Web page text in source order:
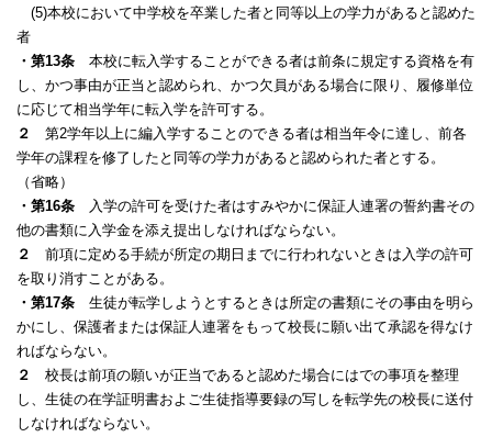
(5)本校において中学校を卒業した者と同等以上の学力があると認めた
者
・第13条 本校に転入学することができる者は前条に規定する資格を有
し、かつ事由が正当と認められ、かつ欠員がある場合に限り、履修単位
に応じて相当学年に転入学を許可する。
２
第2学年以上に編入学することのできる者は相当年令に達し、前各
学年の課程を修了したと同等の学力があると認められた者とする。
（省略）
・第16条 入学の許可を受けた者はすみやかに保証人連署の誓約書その
他の書類に入学金を添え提出しなければならない。
２
前項に定める手続が所定の期日までに行われないときは入学の許可
を取り消すことがある。
・第17条 生徒が転学しようとするときは所定の書類にその事由を明ら
かにし、保護者または保証人連署をもって校長に願い出て承認を得なけ
ればならない。
２
校長は前項の願いが正当であると認めた場合にはでの事項を整理
し、生徒の在学証明書およご生徒指導要録の写しを転学先の校長に送付
しなければならない。